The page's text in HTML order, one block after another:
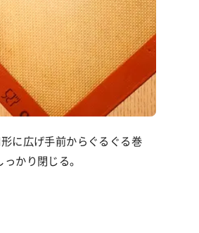
に広げ手前からぐるぐる巻
かり閉じる。